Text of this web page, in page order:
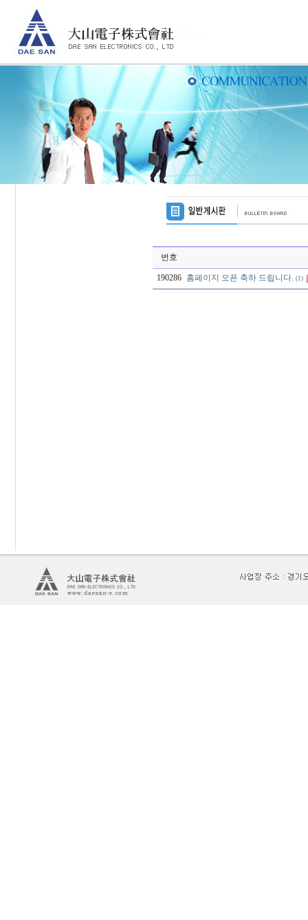
번호
190286 홈페이지 오픈 축하 드립니다. (1)